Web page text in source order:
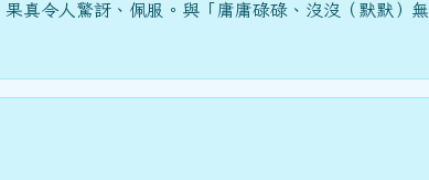
真令人驚訝、佩服。與「庸庸碌碌、沒沒（默默）無